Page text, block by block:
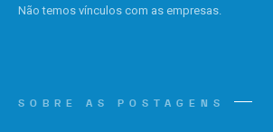
Não temos vínculos com as empresas.
SOBRE AS POSTAGENS